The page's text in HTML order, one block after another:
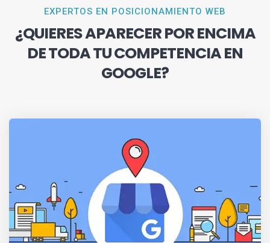
EXPERTOS EN POSICIONAMIENTO WEB
¿QUIERES APARECER POR ENCIMA
DE TODA TU COMPETENCIA EN
GOOGLE?